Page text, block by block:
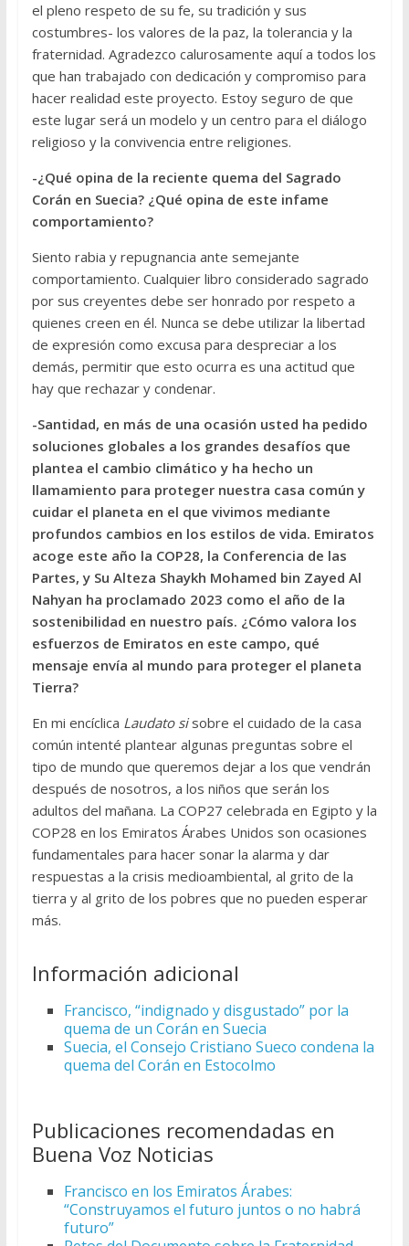
el pleno respeto de su fe, su tradición y sus
costumbres- los valores de la paz, la tolerancia y la
fraternidad. Agradezco calurosamente aquí a todos los
que han trabajado con dedicación y compromiso para
hacer realidad este proyecto. Estoy seguro de que
este lugar será un modelo y un centro para el diálogo
religioso y la convivencia entre religiones.
-¿Qué opina de la reciente quema del Sagrado
Corán en Suecia? ¿Qué opina de este infame
comportamiento?
Siento rabia y repugnancia ante semejante
comportamiento. Cualquier libro considerado sagrado
por sus creyentes debe ser honrado por respeto a
quienes creen en él. Nunca se debe utilizar la libertad
de expresión como excusa para despreciar a los
demás, permitir que esto ocurra es una actitud que
hay que rechazar y condenar.
-Santidad, en más de una ocasión usted ha pedido
soluciones globales a los grandes desafíos que
plantea el cambio climático y ha hecho un
llamamiento para proteger nuestra casa común y
cuidar el planeta en el que vivimos mediante
profundos cambios en los estilos de vida. Emiratos
acoge este año la COP28, la Conferencia de las
Partes, y Su Alteza Shaykh Mohamed bin Zayed Al
Nahyan ha proclamado 2023 como el año de la
sostenibilidad en nuestro país. ¿Cómo valora los
esfuerzos de Emiratos en este campo, qué
mensaje envía al mundo para proteger el planeta
Tierra?
En mi encíclica Laudato sisobre el cuidado de la casa
común intenté plantear algunas preguntas sobre el
tipo de mundo que queremos dejar a los que vendrán
después de nosotros, a los niños que serán los
adultos del mañana. La COP27 celebrada en Egipto y la
COP28 en los Emiratos Árabes Unidos son ocasiones
fundamentales para hacer sonar la alarma y dar
respuestas a la crisis medioambiental, al grito de la
tierra y al grito de los pobres que no pueden esperar
más.
Información adicional
Francisco, “indignado y disgustado” por la
quema de un Corán en Suecia
Suecia, el Consejo Cristiano Sueco condena la
quema del Corán en Estocolmo
Publicaciones recomendadas en
Buena Voz Noticias
Francisco en los Emiratos Árabes:
“Construyamos el futuro juntos o no habrá
futuro”